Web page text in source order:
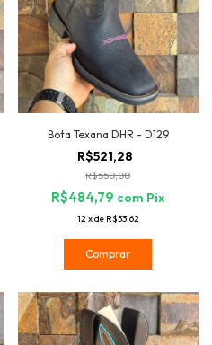
Bota Texana DHR - D129
R$521,28
R$550,00
R$484,79 com Pix
12xde R$53,62
Comprar